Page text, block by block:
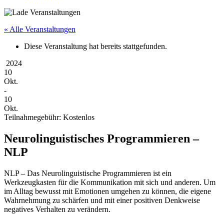
« Alle Veranstaltungen
Diese Veranstaltung hat bereits stattgefunden.
2024
10
Okt.
-
10
Okt.
Teilnahmegebühr: Kostenlos
Neurolinguistisches Programmieren –
NLP
NLP – Das Neurolinguistische Programmieren ist ein
Werkzeugkasten für die Kommunikation mit sich und anderen. Um
im Alltag bewusst mit Emotionen umgehen zu können, die eigene
Wahrnehmung zu schärfen und mit einer positiven Denkweise
negatives Verhalten zu verändern.